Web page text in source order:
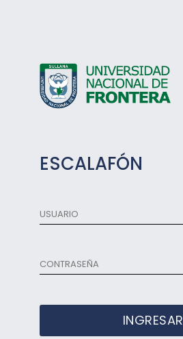
ESCALAFÓN
INGRESAR